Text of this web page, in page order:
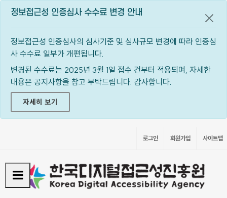
정보접근성 인증심사 수수료 변경 안내
정보접근성 인증심사의 심사기준 및 심사규모 변경에 따라 인증심
사 수수료 일부가 개편됩니다.
변경된 수수료는 2025년 3월 1일 접수 건부터 적용되며, 자세한
내용은 공지사항을 참고 부탁드립니다. 감사합니다.
자세히 보기
공지
로그인 회원가입 사이트맵